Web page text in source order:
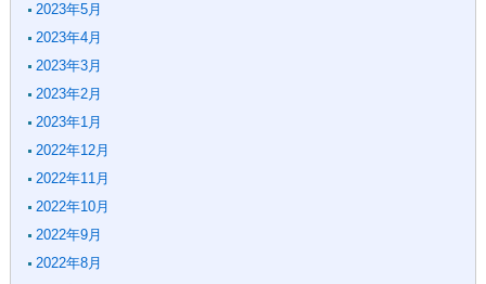
2023年5月
2023年4月
2023年3月
2023年2月
2023年1月
2022年12月
2022年11月
2022年10月
2022年9月
2022年8月